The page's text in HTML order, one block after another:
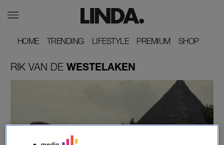
HOME
HOME TRENDING
TRENDING LIFESTYLE
LIFESTYLE PREMIUM
PREMIUM SHOP
SHOP
RIK VAN DE WESTELAKEN